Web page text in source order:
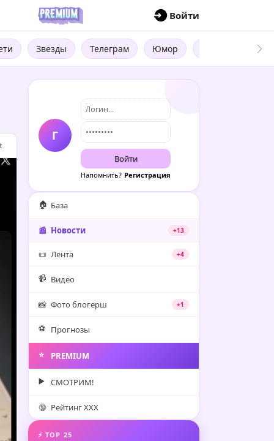
Войти
Звезды Телеграм Юмор
Г
Войти
Напомнить? Регистрация
🏠 База
📰 Новости +13
📜 Лента +4
📹 Видео
📸 Фото блогерш +1
⚽️ Прогнозы
⭐️ PREMIUM
▶️ СМОТРИМ!
🔞 Рейтинг XXX
⚡ TOP 25